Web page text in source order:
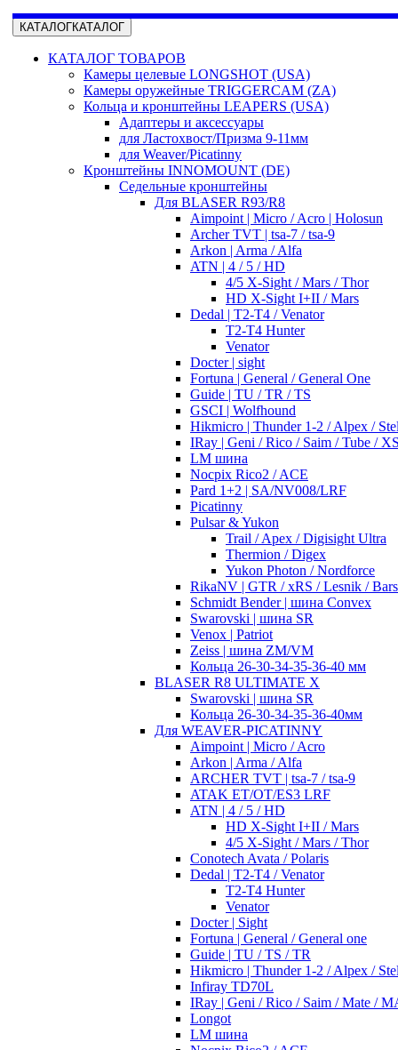
КАТАЛОГКАТАЛОГ
КАТАЛОГ ТОВАРОВ
Камеры целевые LONGSHOT (USA)
Камеры оружейные TRIGGERCAM (ZA)
Кольца и кронштейны LEAPERS (USA)
Адаптеры и аксессуары
для Ластохвост/Призма 9-11мм
для Weaver/Picatinny
Кронштейны INNOMOUNT (DE)
Седельные кронштейны
Для BLASER R93/R8
Aimpoint | Micro / Acro | Holosun
Archer TVT | tsa-7 / tsa-9
Arkon | Arma / Alfa
ATN | 4 / 5 / HD
4/5 X-Sight / Mars / Thor
HD X-Sight I+II / Mars
Dedal | T2-T4 / Venator
T2-T4 Hunter
Venator
Docter | sight
Fortuna | General / General One
Guide | TU / TR / TS
GSCI | Wolfhound
Hikmicro | Thunder 1-2 / Alpex /
IRay | Geni / Rico / Saim / Tube /
LM шина
Nocpix Rico2 / ACE
Pard 1+2 | SA/NV008/LRF
Picatinny
Pulsar & Yukon
Trail / Apex / Digisight Ultra
Thermion / Digex
Yukon Photon / Nordforce
RikaNV | GTR / xRS / Lesnik /
Schmidt Bender | шина Convex
Swarovski | шина SR
Venox | Patriot
Zeiss | шина ZM/VM
Кольца 26-30-34-35-36-40 мм
BLASER R8 ULTIMATE X
Swarovski | шина SR
Кольца 26-30-34-35-36-40мм
Для WEAVER-PICATINNY
Aimpoint | Micro / Acro
Arkon | Arma / Alfa
ARCHER TVT | tsa-7 / tsa-9
ATAK ET/OT/ES3 LRF
ATN | 4 / 5 / HD
HD X-Sight I+II / Mars
4/5 X-Sight / Mars / Thor
Conotech Avata / Polaris
Dedal | T2-T4 / Venator
T2-T4 Hunter
Venator
Docter | Sight
Fortuna | General / General one
Guide | TU / TS / TR
Hikmicro | Thunder 1-2 / Alpex /
Infiray TD70L
IRay | Geni / Rico / Saim / Mate /
Longot
LM шина